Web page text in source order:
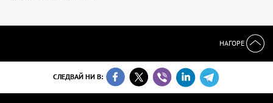
НАГОРЕ
СЛЕДВАЙ НИ В: